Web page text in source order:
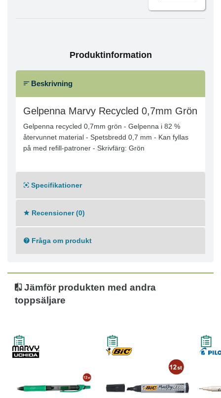
Produktinformation
Beskrivning
Gelpenna Marvy Recycled 0,7mm Grön
Gelpenna recycled 0,7mm grön - Gelpenna i 82 %
återvunnet material - Spetsbredd 0,7 mm - Kan fyllas
på med refill-patroner - Skrivfärg: Grön
Specifikationer
Recensioner (0)
Fråga om produkt
Jämför produkten med andra
toppsäljare